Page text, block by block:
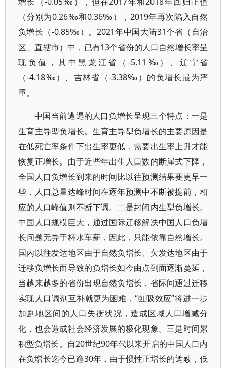
（分别为0.26‰和0.36‰），2019年再次陷入自然
负增长（-0.85‰）。2021年中国大陆31个省（自治
区、直辖市）中，已有13个省份的人口自然增长率呈
现负值，其中黑龙江省（-5.11‰）、辽宁省
（-4.18‰）、吉林省（-3.38‰）的负增长最为严
重。
中国当前遭遇的人口负增长呈现三个特点：一是
生育主导型负增长。生育主导型负增长的主要原因是
在低死亡率条件下出生率更低，需要出生率上升才能
恢复正增长。由于近些年出生人口数的断崖式下降，
全国人口负增长到来的时间比以往预测结果要更早一
些，人口总量达峰时间在逐年预测中不断被提前，相
应的人口峰值则不断下调。二是封闭内生型负增长。
中国人口规模巨大，通过国际迁移解决中国人口负增
长问题无异于杯水车薪，因此，只能依靠自然增长。
国内以往发达地区由于自然负增长、欠发达地区由于
迁移负增长而导致的负增长如今由点到面逐渐蔓延，
当越来越多的省份出现自然负增长，省际间通过迁移
实现人口调剂互补就更为困难，“虹吸效应”将进一步
加剧地区间的人口失衡状况，造成区域人口增减分
化，也会造成社会经济发展的极化现象。三是时间累
积型负增长。自20世纪90年代以来开启的中国人口内
在负增长迄今已逾30年，由于惯性正增长的遮蔽，低